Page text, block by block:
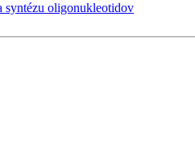
oligonukleotidov